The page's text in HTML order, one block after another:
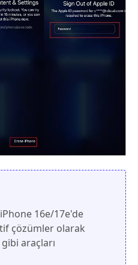
16e/17e'de
çözümler olarak
gibi araçları